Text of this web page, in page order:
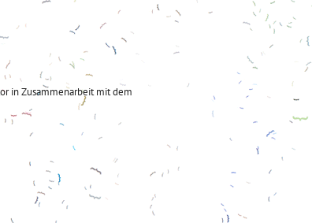
in Zusammenarbeit mit dem